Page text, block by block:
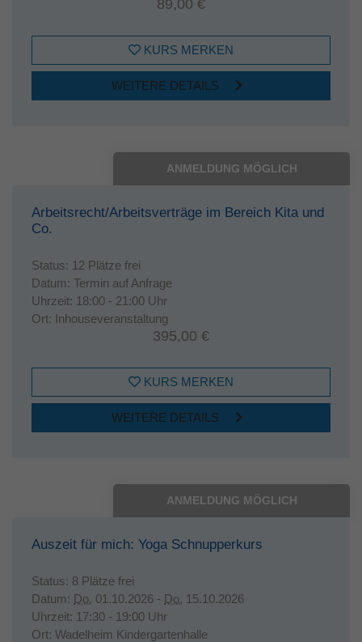
89,00 €
KURS MERKEN
WEITERE DETAILS
ANMELDUNG MÖGLICH
Arbeitsrecht/Arbeitsverträge im Bereich Kita und
Co.
Status: 12 Plätze frei
Datum: Termin auf Anfrage
Uhrzeit: 18:00 - 21:00 Uhr
Ort: Inhouseveranstaltung
395,00 €
KURS MERKEN
WEITERE DETAILS
ANMELDUNG MÖGLICH
Auszeit für mich: Yoga Schnupperkurs
Status: 8 Plätze frei
Datum: Do. 01.10.2026 - Do. 15.10.2026
Uhrzeit: 17:30 - 19:00 Uhr
Ort: Wadelheim Kindergartenhalle